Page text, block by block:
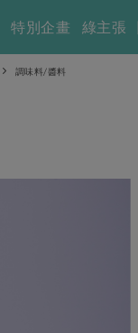
特別企畫 綠主張
調味料/醬料